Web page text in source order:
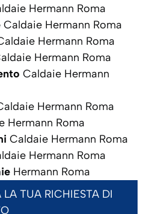
Hermann Roma
Caldaie Hermann Roma
Hermann Roma
Hermann Roma
Caldaie Hermann
Hermann Roma
Hermann Roma
Caldaie Hermann Roma
Hermann Roma
Hermann Roma
LA TUA RICHIESTA DI